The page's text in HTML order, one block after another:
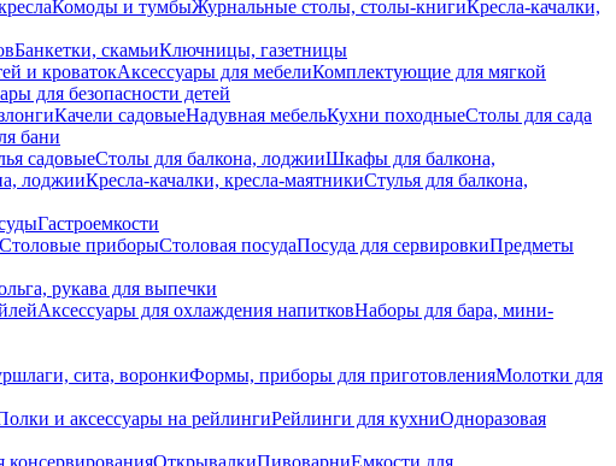
Комоды и тумбыЖурнальные столы, столы-книгиКресла-качалки,
Банкетки, скамьиКлючницы, газетницы
и кроватокАксессуары для мебелиКомплектующие для мягкой
для безопасности детей
Качели садовыеНадувная мебельКухни походныеСтолы для сада
бани
садовыеСтолы для балкона, лоджииШкафы для балкона,
лоджииКресла-качалки, кресла-маятникиСтулья для балкона,
Гастроемкости
Столовые приборыСтоловая посудаПосуда для сервировкиПредметы
рукава для выпечки
Аксессуары для охлаждения напитковНаборы для бара, мини-
сита, воронкиФормы, приборы для приготовленияМолотки для
и аксессуары на рейлингиРейлинги для кухниОдноразовая
консервированияОткрывалкиПивоварниЕмкости для